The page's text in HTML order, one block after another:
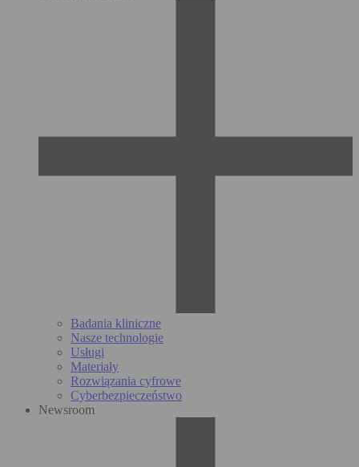
Badania kliniczne
Nasze technologie
Usługi
Materiały
Rozwiązania cyfrowe
Cyberbezpieczeństwo
Newsroom